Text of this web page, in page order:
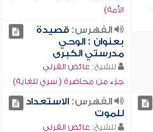
الأمة)
الفهرس:قصيدة
بعنوان : الوحي
مدرستي الكبرى
للشيخ: عائض القرني
جزء من محاضرة ( سري للغاية)
الفهرس:الاستعداد
للموت
للشيخ: عائض القرني